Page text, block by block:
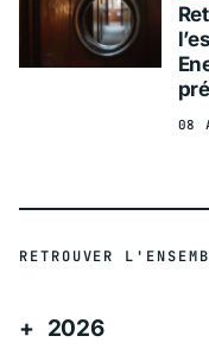
08
RETROUVER
2026